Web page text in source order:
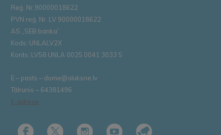
Reģ. Nr.90000018622
PVN reģ. Nr. LV 90000018622
AS „SEB banka”
Kods: UNLALV2X
Konts: LV58 UNLA 0025 0041 3033 5
E – pasts – dome@aluksne.lv
Tālrunis – 64381496
E-adrese